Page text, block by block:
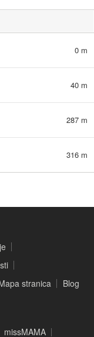
0 m
40 m
287 m
316 m
stranica Blog
missMAMA